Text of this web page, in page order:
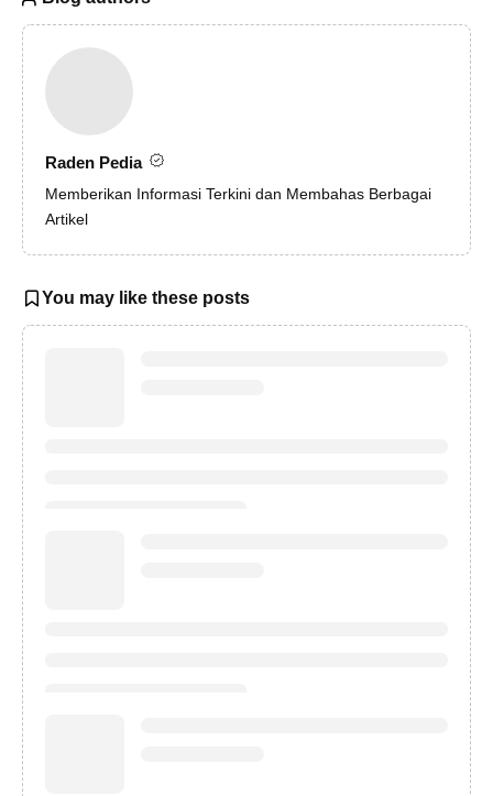
Raden Pedia
Memberikan Informasi Terkini dan Membahas Berbagai
Artikel
You may like these posts